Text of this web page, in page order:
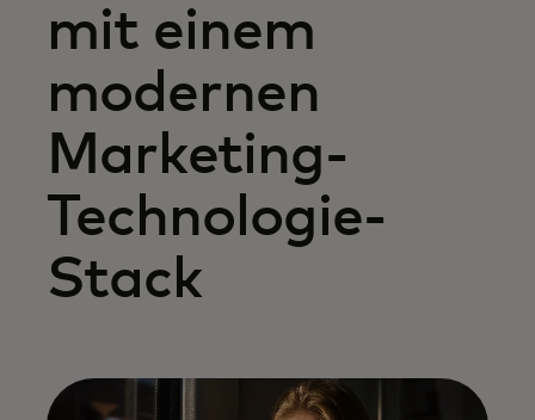
mit einem
modernen
Marketing-
Technologie-
Stack